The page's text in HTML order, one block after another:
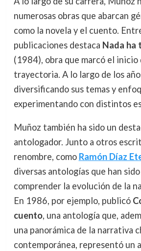
numerosas obras que abarcan
como la novela y el cuento.
publicaciones destaca Nada ha
(1984), obra que marcó el inicio
trayectoria. A lo largo de los
diversificando sus temas y
experimentando con distintos
Muñoz también ha sido un
antologador. Junto a otros
renombre, como Ramón Díaz
diversas antologías que han
comprender la evolución de la
En 1986, por ejemplo, publicó
cuento, una antología que,
una panorámica de la narrativa
contemporánea, representó un